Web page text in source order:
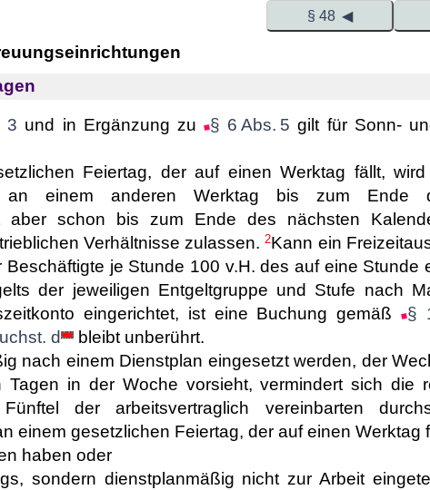
§ 48 ◀
3 und in Ergänzung zu § 6 Abs. 5 gilt für Sonn-
Feiertag, der auf einen Werktag fällt,
an einem anderen Werktag bis zum Ende
aber schon bis zum Ende des nächsten
Verhältnisse zulassen.2Kann ein
je Stunde 100 v.H. des auf eine Stunde
der jeweiligen Entgeltgruppe und Stufe nach
eingerichtet, ist eine Buchung gemäß §
d
bleibt unberührt.
nach einem Dienstplan eingesetzt werden, der
in der Woche vorsieht, vermindert sich die
der arbeitsvertraglich vereinbarten
einem gesetzlichen Feiertag, der auf einen Werktag
haben oder
sondern dienstplanmäßig nicht zur Arbeit